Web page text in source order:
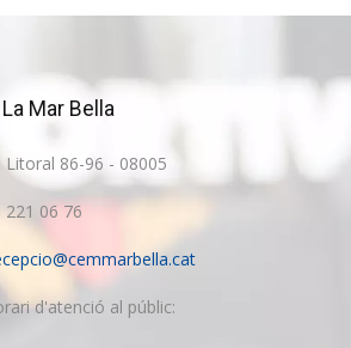
La Mar Bella
86-96 - 08005
06 76
d'atenció al públic: